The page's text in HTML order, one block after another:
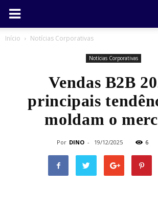
Início Notícias Corporativas
Notícias Corporativas
Vendas B2B
principais
moldam o
Por DINO - 19/12/2025 6